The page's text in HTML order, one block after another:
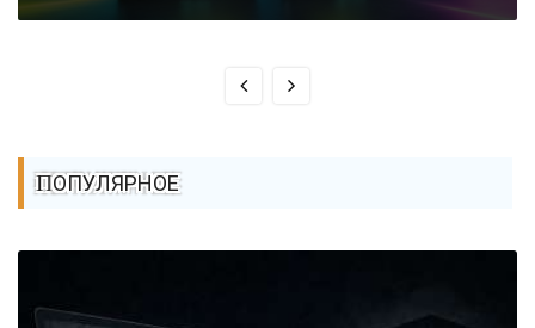
ПОПУЛЯРНОЕ